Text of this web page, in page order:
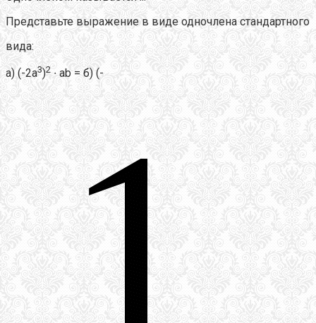
Представьте выражение в виде одночлена стандартного
вида:
а) (-2а3)2 ∙ ab = б) (-